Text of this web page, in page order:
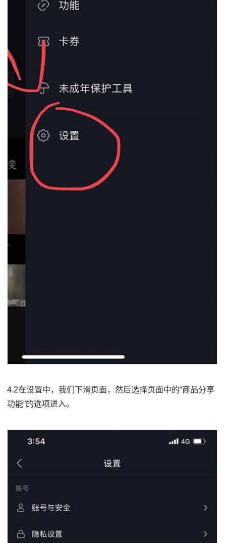
4.2在设置中，我们下滑页面，然后选择页面中的“商品分享
功能”的选项进入。